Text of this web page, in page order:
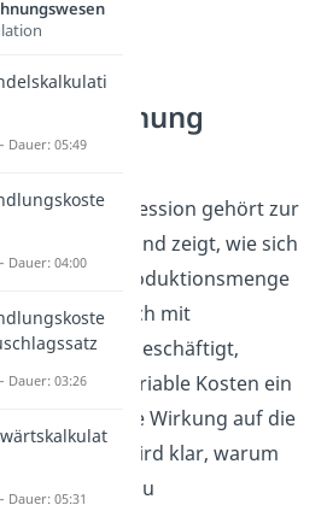
Fixkostendegression gehört zur
und zeigt, wie sich
mit der Produktionsmenge
Wer sich mit
beschäftigt,
fixe und variable Kosten ein
vergleicht ihre Wirkung auf die
So wird klar, warum
Mengen zu
Dauer: 05:49
Dauer: 04:00
Dauer: 03:26
Dauer: 05:31